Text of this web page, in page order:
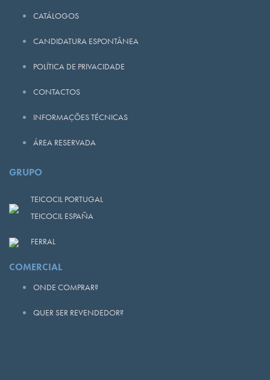
CATÁLOGOS
CANDIDATURA ESPONTÂNEA
POLÍTICA DE PRIVACIDADE
CONTACTOS
INFORMAÇÕES TÉCNICAS
ÁREA RESERVADA
GRUPO
TEICOCIL PORTUGAL
TEICOCIL ESPAÑA
FERRAL
COMERCIAL
ONDE COMPRAR?
QUER SER REVENDEDOR?